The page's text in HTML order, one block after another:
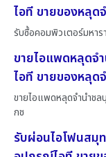
ไอที ขายของหลุด
รับซื้อคอมพิวเตอร์มหาร
ขายไอแพดหลุดจ
ไอที ขายของหลุด
ขายไอแพดหลุดจำนำชล
กช
รับผ่อนไอโฟนสมุ